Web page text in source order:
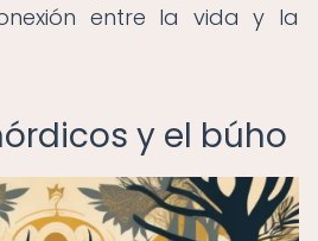
entre la vida y la
y el búho